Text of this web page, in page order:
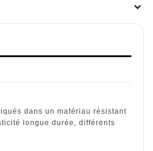
dans un matériau résistant
longue durée, différents